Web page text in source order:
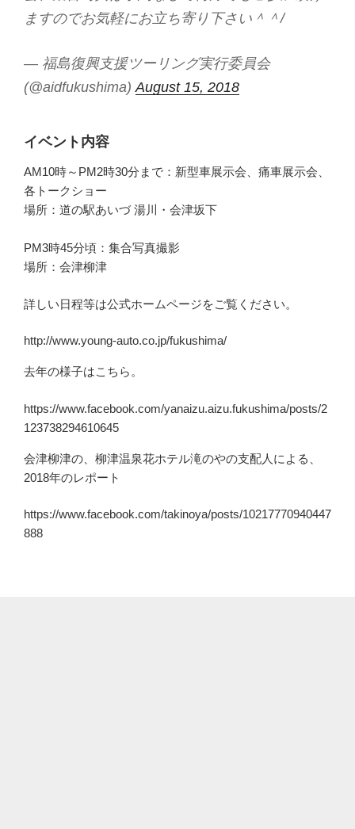
ますのでお気軽にお立ち寄り下さい＾＾/
— 福島復興支援ツーリング実行委員会
(@aidfukushima) August 15, 2018
イベント内容
AM10時～PM2時30分まで：新型車展示会、痛車展示会、
各トークショー
場所：道の駅あいづ 湯川・会津坂下
PM3時45分頃：集合写真撮影
場所：会津柳津
詳しい日程等は公式ホームページをご覧ください。
http://www.young-auto.co.jp/fukushima/
去年の様子はこちら。
https://www.facebook.com/yanaizu.aizu.fukushima/posts/2
123738294610645
会津柳津の、柳津温泉花ホテル滝のやの支配人による、
2018年のレポート
https://www.facebook.com/takinoya/posts/10217770940447
888